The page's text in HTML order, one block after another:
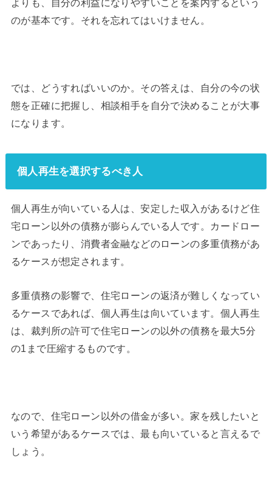
よりも、自分の利益になりやすいことを案内するという
のが基本です。それを忘れてはいけません。
では、どうすればいいのか。その答えは、自分の今の状
態を正確に把握し、相談相手を自分で決めることが大事
になります。
個人再生を選択するべき人
個人再生が向いている人は、安定した収入があるけど住
宅ローン以外の債務が膨らんでいる人です。カードロー
ンであったり、消費者金融などのローンの多重債務があ
るケースが想定されます。
多重債務の影響で、住宅ローンの返済が難しくなってい
るケースであれば、個人再生は向いています。個人再生
は、裁判所の許可で住宅ローンの以外の債務を最大5分
の1まで圧縮するものです。
なので、住宅ローン以外の借金が多い。家を残したいと
いう希望があるケースでは、最も向いていると言えるで
しょう。